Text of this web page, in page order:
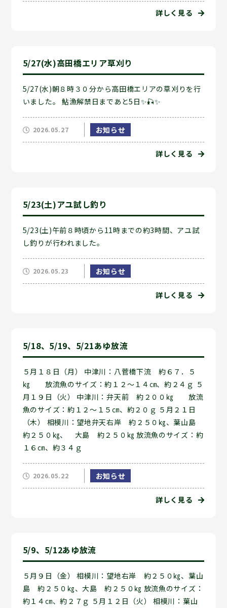
詳しく見る
5/27(水)高田橋エリア草刈り
5/27(水)朝８時３０分から高田橋エリアの草刈りを行
いました。 鮎漁解禁日まであと5日✨🎣✨
2026.05.27 お知らせ
詳しく見る
5/23(土)アユ試し釣り
5/23(土)午前８時頃から11時までの約3時間、アユ試
し釣りが行われました。
2026.05.23 お知らせ
詳しく見る
5/18、5/19、5/21あゆ放流
５月１８日（月） 中津川：八菅橋下流 約６７．５
㎏ 放流魚のサイズ：約１２～１４㎝、約２４ｇ ５
月１９日（火） 中津川：弁天前 約２００㎏ 放流
魚のサイズ：約１２～１５㎝、約２０ｇ ５月２１日
（木） 相模川：望地弁天右岸 約２５０㎏、葉山島
約２５０㎏、 大島 約２５０㎏ 放流魚のサイズ：約
１６㎝、約３４ｇ
2026.05.22 お知らせ
詳しく見る
5/9、5/12あゆ放流
５月９日（金） 相模川：望地右岸 約２５０㎏、葉山
島 約２５０㎏、大島 約２５０㎏ 放流魚のサイズ：
約１４㎝、約２７ｇ ５月１２日（火） 相模川：葉山